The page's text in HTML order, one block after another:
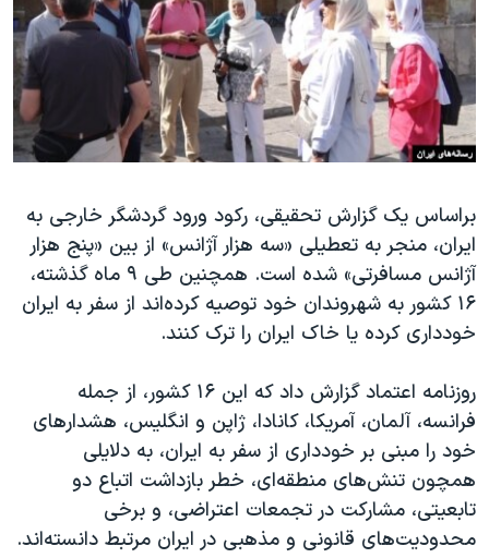
فرهنگ و زندگی
حقوق شهروندی
اقتصادی
علم و فناوری
گالری عکس
آرشیو پخش زنده
مستندها
انتخابات ریاست جمهوری آمریکا ۲۰۲۴
حمله جمهوری اسلامی به اسرائیل
رمز مهسا
اعتراضات زن، زندگی، آزادی
مجموعه مستندهای دادخواهی
تریبونال مردمی آبان ۹۸
دادگاه حمید نوری
قانون شفافیت دارائی کادر رهبری ایران
اعتراضات مردمی آبان ۹۸
اسرائیل در جنگ
نرگس محمدی برنده جایزه نوبل صلح
دنبال کنید
زبانهای مختلف
براساس یک گزارش تحقیقی، رکود ورود گردشگر خارجی به
ایران، منجر به تعطیلی «سه هزار آژانس» از بین «پنج هزار
آژانس مسافرتی» شده است. همچنین طی ۹ ماه گذشته،
۱۶ کشور به شهروندان خود توصیه کرده‌اند از سفر به ایران
خودداری کرده یا خاک ایران را ترک کنند.
روزنامه اعتماد گزارش داد که این ۱۶ کشور، از جمله
فرانسه، آلمان، آمریکا، کانادا، ژاپن و انگلیس، هشدارهای
خود را مبنی بر خودداری از سفر به ایران، به دلایلی
همچون تنش‌های منطقه‌ای، خطر بازداشت اتباع دو
تابعیتی، مشارکت در تجمعات اعتراضی، و برخی
محدودیت‌های قانونی و مذهبی در ایران مرتبط دانسته‌اند.